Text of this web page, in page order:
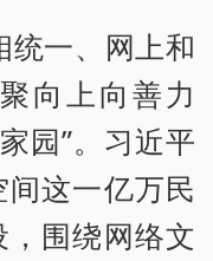
统一、网上和
向上向善力
园”。习近平
这一亿万民
围绕网络文